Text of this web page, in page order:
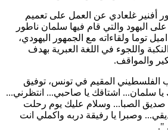
أفنير غلعادي عن العمل على تعميم
اليهود والتي قام فيها سلمان ناطور
توما ولقاءاته مع الجمهور اليهودي،
واللجوء في اللغة العبرية بهدف
والمواقف.
المقيم في تونس، توفيق
سلمان... اشتاقك يا صاحبي... انتظرني...
صديق الصبا... وسلام عليك يوم رحلت
وصبرا يا رفيقة دربه واكملي انت
".